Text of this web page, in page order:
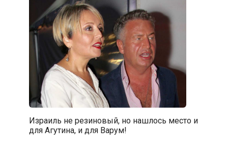
Израиль не резиновый, но нашлось место и
для Агутина, и для Варум!